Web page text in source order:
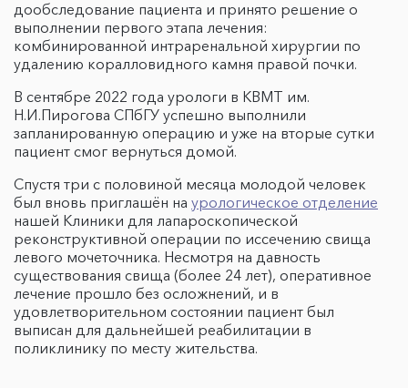
дообследование пациента и принято решение о
выполнении первого этапа лечения:
комбинированной интраренальной хирургии по
удалению коралловидного камня правой почки.
В сентябре 2022 года урологи в КВМТ им.
Н.И.Пирогова СПбГУ успешно выполнили
запланированную операцию и уже на вторые сутки
пациент смог вернуться домой.
Спустя три с половиной месяца молодой человек
был вновь приглашён на урологическое отделение
нашей Клиники для лапароскопической
реконструктивной операции по иссечению свища
левого мочеточника. Несмотря на давность
существования свища (более 24 лет), оперативное
лечение прошло без осложнений, и в
удовлетворительном состоянии пациент был
выписан для дальнейшей реабилитации в
поликлинику по месту жительства.